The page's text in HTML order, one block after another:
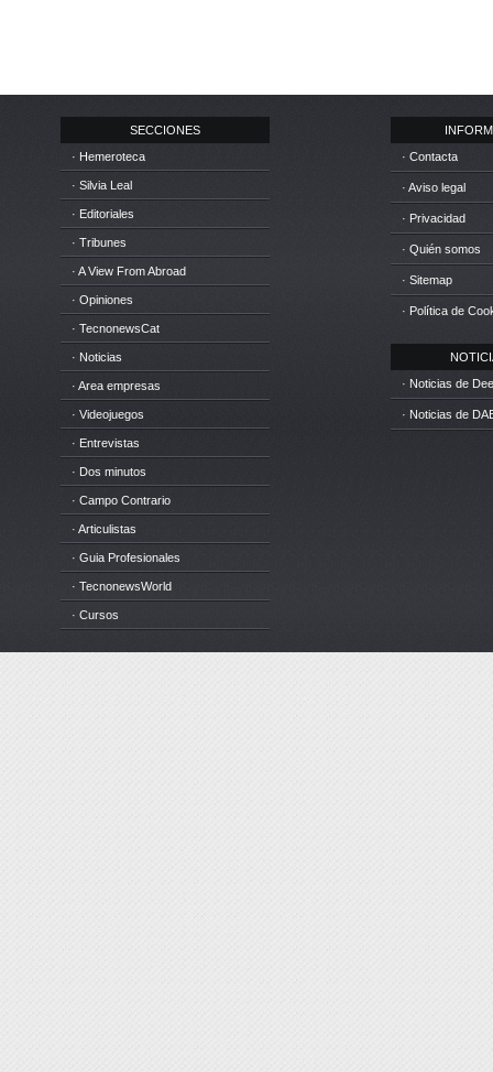
SECCIONES
· Hemeroteca
· Silvia Leal
· Editoriales
· Tribunes
· A View From Abroad
· Opiniones
· TecnonewsCat
· Noticias
· Area empresas
· Videojuegos
· Entrevistas
· Dos minutos
· Campo Contrario
· Articulistas
· Guia Profesionales
· TecnonewsWorld
· Cursos
· Contacta
· Aviso legal
· Privacidad
· Quién somos
· Sitemap
· Política de
· Noticias de
· Noticias de